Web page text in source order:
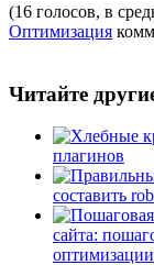
(16 голосов, в
Оптимизация
Читайте
плагинов
составить
сайта:
оптимизации